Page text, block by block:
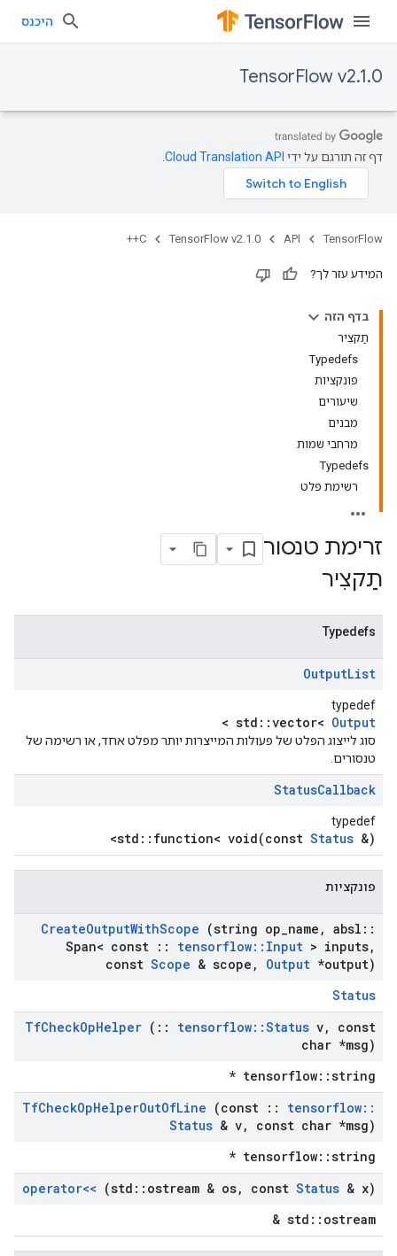
היכנס
TensorFlow v2.1.0
דף זה תורגם על ידי Cloud Translation API
TensorFlow
API
TensorFlow v2.1.0
C++
המידע עזר לך?
בדף הזה
תַקצִיר
Typedefs
פונקציות
שיעורים
מבנים
מרחבי שמות
Typedefs
רשימת פלט
זרימת טנסור
תַקצִיר
Typedefs
OutputList
typedef
std::vector< Output
>
סוג לייצוג הפלט של פעולות המייצרות יותר מפלט אחד, או רשימה של
טנסורים.
StatusCallback
typedef
std::function< void(const Status &)>
פונקציות
CreateOutputWithScope (string op name , absl ::
Span< const :: tensorflow:: Input > inputs,
const Scope & scope , Output *output)
Status
TfCheckOpHelper ( :: tensorflow::Status v,
const
char *msg)
tensorflow::string *
TfCheckOpHelperOutOfLine (const :: tensorflow::
Status & v,
const char *msg)
tensorflow::string *
operator<< (std :: ostream & os, const Status & x)
std::ostream &